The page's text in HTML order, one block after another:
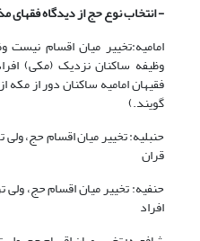
- انتخاب نوع حج از دیدگاه فقهای
امامیه:تخییر میان اقسام
وظیفه ساکنان نزدیک (مکی)
گویند.)
قران
افراد